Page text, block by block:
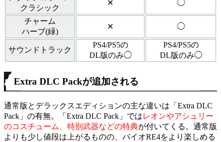
クラシック
✕ ◯
チャーム
ハーブ(緑)
✕ ◯
サウンドトラック
PS4/PS5の
DL版のみ◯
PS4/PS5の
DL版のみ◯
Extra DLC Packが追加される
通常版とデラックスエディションの主な違いは「Extra DLC
Pack」の有無。「Extra DLC Pack」ではレオンやアシュリー
のコスチューム、特別武器などの特典が付いてくる。通常版
よりも少し値段は上がるものの、バイオRE4をより楽しめる